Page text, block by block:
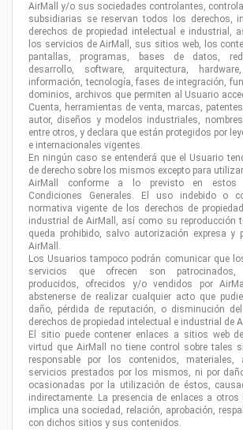
AirMall y/o sus sociedades controlantes,
subsidiarias se reservan todos los derechos,
derechos de propiedad intelectual e industrial,
los servicios de AirMall, sus sitios web, los
pantallas, programas, bases de datos,
desarrollo, software, arquitectura,
información, tecnología, fases de integración,
dominios, archivos que permiten al Usuario
Cuenta, herramientas de venta, marcas,
autor, diseños y modelos industriales,
entre otros, y declara que están protegidos por
e internacionales vigentes.
En ningún caso se entenderá que el Usuario
de derecho sobre los mismos excepto para
AirMall conforme a lo previsto en estos
Condiciones Generales. El uso indebido o
normativa vigente de los derechos de
industrial de AirMall, así como su reproducción
queda prohibido, salvo autorización expresa y
AirMall.
Los Usuarios tampoco podrán comunicar que
servicios que ofrecen son patrocinados,
producidos, ofrecidos y/o vendidos por
abstenerse de realizar cualquier acto que
daño, pérdida de reputación, o disminución
derechos de propiedad intelectual e industrial de
El sitio puede contener enlaces a sitios web
virtud que AirMall no tiene control sobre tales
responsable por los contenidos, materiales,
servicios prestados por los mismos, ni por
ocasionadas por la utilización de éstos,
indirectamente. La presencia de enlaces a
implica una sociedad, relación, aprobación,
con dichos sitios y sus contenidos.